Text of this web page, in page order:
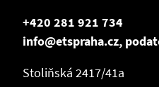
+420 281 921 734
info@etspraha.cz,
Stoliňská 2417/41a